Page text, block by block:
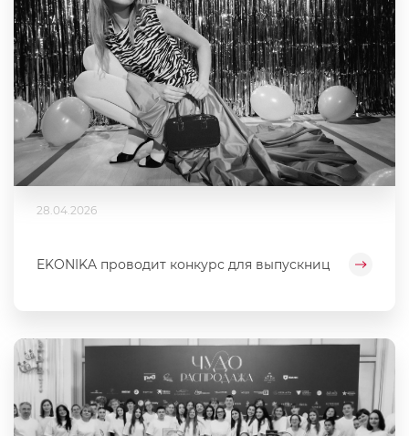
28.04.2026
EKONIKA проводит конкурс для выпускниц